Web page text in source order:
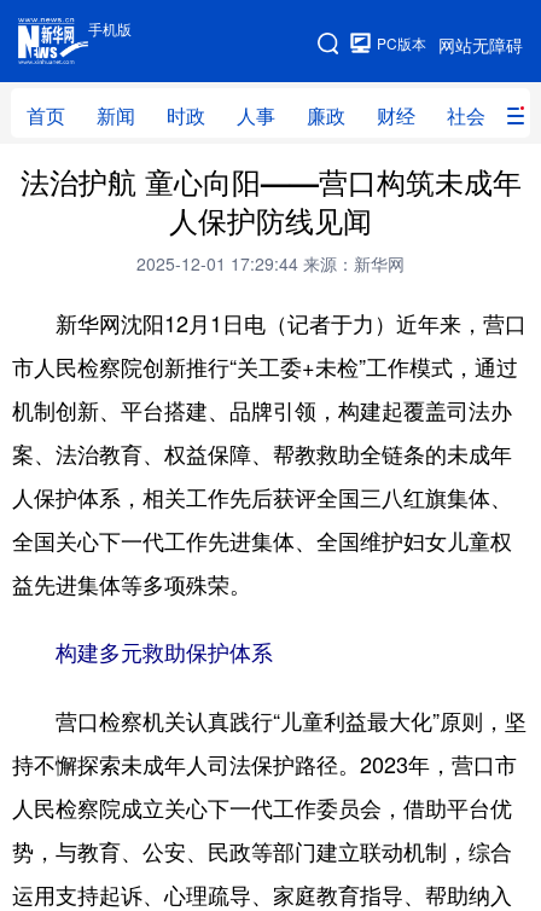
手机版
网站无障碍
PC版本
首页 新闻 时政 人事 廉政 财经 社会 科
手机版
网站地图
首页 新闻 时政 人事
财经 社会
体育 视频 直播 无人机
地方频道
辽宁 吉林 上海 江苏
浙江 安徽
四川 贵州 云南 西藏
陕西 甘肃 青海 宁夏
法治护航 童心向阳——营口构筑未成年
人保护防线见闻
2025-12-01 17:29:44 来源：新华网
新华网沈阳12月1日电（记者于力）近年来，营口
市人民检察院创新推行“关工委+未检”工作模式，通过
机制创新、平台搭建、品牌引领，构建起覆盖司法办
案、法治教育、权益保障、帮教救助全链条的未成年
人保护体系，相关工作先后获评全国三八红旗集体、
全国关心下一代工作先进集体、全国维护妇女儿童权
益先进集体等多项殊荣。
构建多元救助保护体系
营口检察机关认真践行“儿童利益最大化”原则，坚
持不懈探索未成年人司法保护路径。2023年，营口市
人民检察院成立关心下一代工作委员会，借助平台优
势，与教育、公安、民政等部门建立联动机制，综合
运用支持起诉、心理疏导、家庭教育指导、帮助纳入